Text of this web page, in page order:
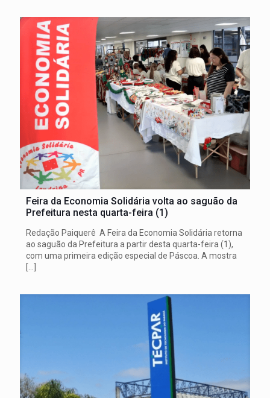
Feira da Economia Solidária volta ao saguão da
Prefeitura nesta quarta-feira (1)
Redação Paiquerê A Feira da Economia Solidária retorna
ao saguão da Prefeitura a partir desta quarta-feira (1),
com uma primeira edição especial de Páscoa. A mostra